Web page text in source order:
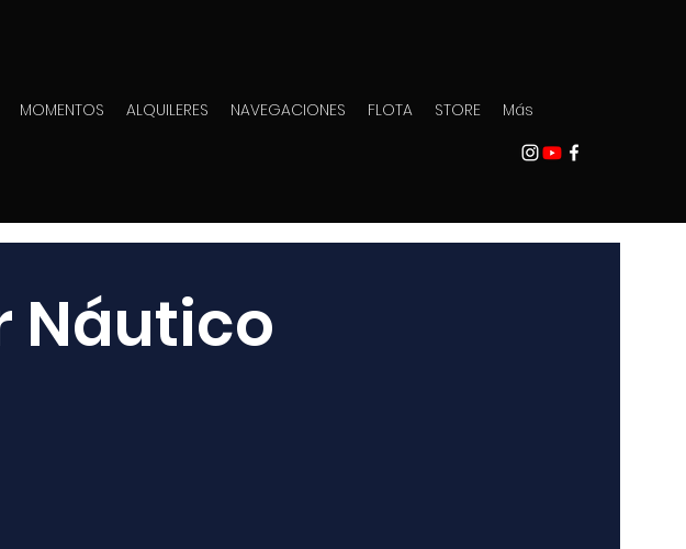
MOMENTOS ALQUILERES NAVEGACIONES FLOTA STORE Más
Náutico